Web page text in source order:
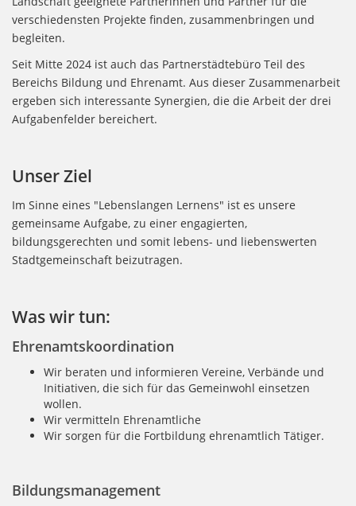
verschiedensten Projekte finden, zusammenbringen und
begleiten.
Seit Mitte 2024 ist auch das Partnerstädtebüro Teil des
Bereichs Bildung und Ehrenamt. Aus dieser Zusammenarbeit
ergeben sich interessante Synergien, die die Arbeit der drei
Aufgabenfelder bereichert.
Unser Ziel
Im Sinne eines "Lebenslangen Lernens" ist es unsere
gemeinsame Aufgabe, zu einer engagierten,
bildungsgerechten und somit lebens- und liebenswerten
Stadtgemeinschaft beizutragen.
Was wir tun:
Ehrenamtskoordination
Wir beraten und informieren Vereine, Verbände und
Initiativen, die sich für das Gemeinwohl einsetzen
wollen.
Wir vermitteln Ehrenamtliche
Wir sorgen für die Fortbildung ehrenamtlich Tätiger.
Bildungsmanagement